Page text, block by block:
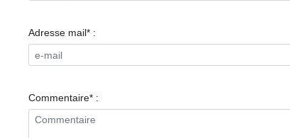
Adresse mail* :
Commentaire* :